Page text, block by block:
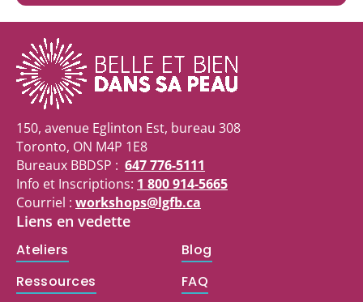
150, avenue Eglinton Est, bureau 308
Toronto, ON M4P 1E8
Bureaux BBDSP : 647 776-5111
Info et Inscriptions: 1 800 914-5665
Courriel : workshops@lgfb.ca
Liens en vedette
Ateliers
Blog
Ressources
FAQ